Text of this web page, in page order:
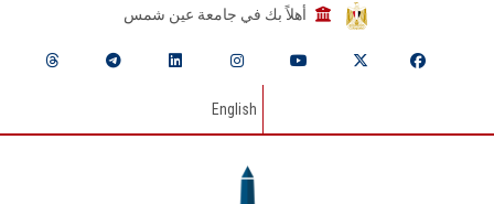
أهلاً بك في جامعة عين شمس
English